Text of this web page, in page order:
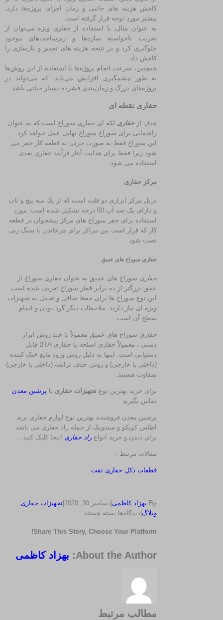
کاهش هزینه‌ های جانبی و زمان اجرای پروژه‌ها دارد،
بیشتر مورد توجه قرار گرفته است.
به عنوان مثال، با استفاده از حفاری ویژه می‌توان از
تخریب ناخواسته سازه‌ها و زیرساخت‌های موجود
جلوگیری کرد و در نتیجه هزینه‌ های تعمیر و بازسازی را
کاهش داد.
همچنین، سرعت انجام پروژه‌ها با استفاده از این روش‌ها
به‌ طور چشمگیری افزایش می‌یابد، که می‌تواند در
پروژه‌های بزرگ و زمان‌بندی فشرده بسیار حیاتی باشد.
حفاری نقطه ای
هدف ازحفاری لکه ای حفاری سوراخ است که به عنوان
راهنمایی برای سوراخ سوراخ نهایی عمل خواهد کرد.
این سوراخ فقط به صورت جزئی به قطعه کار حفر می
شود زیرا فقط برای هدایت آغاز فرآیند حفاری بعدی
استفاده می شود.
مرکزحفاری
دریل مرکز ابزاری دو فلت است که از یک مته پیچ و تاب
و دارای یک ضد آب 60 درجه تشکیل شده است. مورد
استفاده برای حفر سوراخ های مرکز پیشخوان در قطعه
کار که قرار است بین مراکز برای چرخاندن یا سنگ زنی
نصب شود.
حفاری سوراخ های عمیق
حفاری سوراخ های عمیق به عنوان حفاری سوراخ از
عمق بزرگتر از ده برابر قطر سوراخ تعریف شده است.
این نوع سوراخ ها برای حفظ صافی و تحمل به تجهیزات
ویژه ای نیاز دارند. ملاحظات دیگر گرد بودن و اتمام
سطح آن است.
حفاری سوراخ های عمیق معمولاً با چند روش ابزار
دستی ، معمولاً حفاری اسلحه یا حفاری BTA قابل
دستیابی است. اینها به دلیل روش ورود مایع خنک کننده
(داخلی یا خارجی) و روش حذف تراشه (داخلی یا خارجی)
متفاوت هستند.
برای خرید بهترین نوعتجهیزات حفاری با پرشین معدن
تماس بگیرید .
پرشین معدن فروشنده بهترین نوع لوازم حفاری برند
اطلس کوپکو و سندویک از جمله راد حفاری می باشد .
برای دیدن و خرید انواعراد حفاری اینجا کلیک کنید .
مقالات مرتبط :
قطعات دکل حفاری نفت
By بهزاد کاظمی دسامبر 30, 2020 |تجهیزات حفاری
وبلاگ دیدگاه‌ها برای
چیست
مفاهیم
بسته هستند
Share This Story, Choose Your Platform!
Facebook
Twitter
Reddit
LinkedIn
WhatsApp
Tumblr
Pinterest
پست
الکترونیک
About the Author: بهزاد کاظمی
مطالب مرتبط